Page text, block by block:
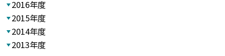
2016年度
2015年度
2014年度
2013年度